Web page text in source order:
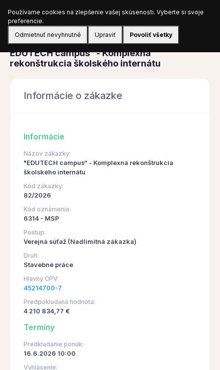
Prihlásiť sa
Obstarávanie
EDUTECH campus“ - Komplexná
rekonštrukcia školského internátu
Informácie o zákazke
Informácie
Názov zákazky:
"EDUTECH campus“ - Komplexná rekonštrukcia
školského internátu
Kód zákazky:
82/2026
Kód oznámenia:
6314 - MSP
Postup:
Verejná súťaž (Nadlimitná zákazka)
Druh:
Stavebné práce
Hlavný CPV:
45214700-7
Predpokladaná hodnota:
4 210 834,77 €
Termíny
Predkladanie ponúk:
16.6.2026 10:00
Vyhlásenie:
Používame cookies na zlepšenie vašej skúsenosti. Vyberte si svoje
preferencie.
Odmietnuť nevyhnutné
Upraviť Povoliť všetky